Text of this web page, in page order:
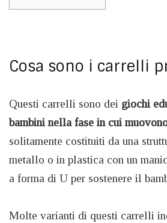
Cosa sono i carrelli
Questi carrelli sono dei giochi
bambini nella fase in cui
solitamente costituiti da una
metallo o in plastica con un
a forma di U per sostenere il
Molte varianti di questi carrelli